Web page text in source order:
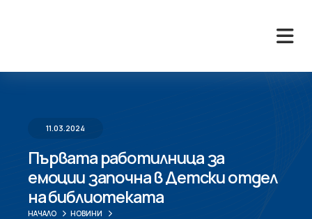
11.03.2024
Първата работилница за
емоции започна в Детски отдел
на библиотеката
НАЧАЛО
НОВИНИ